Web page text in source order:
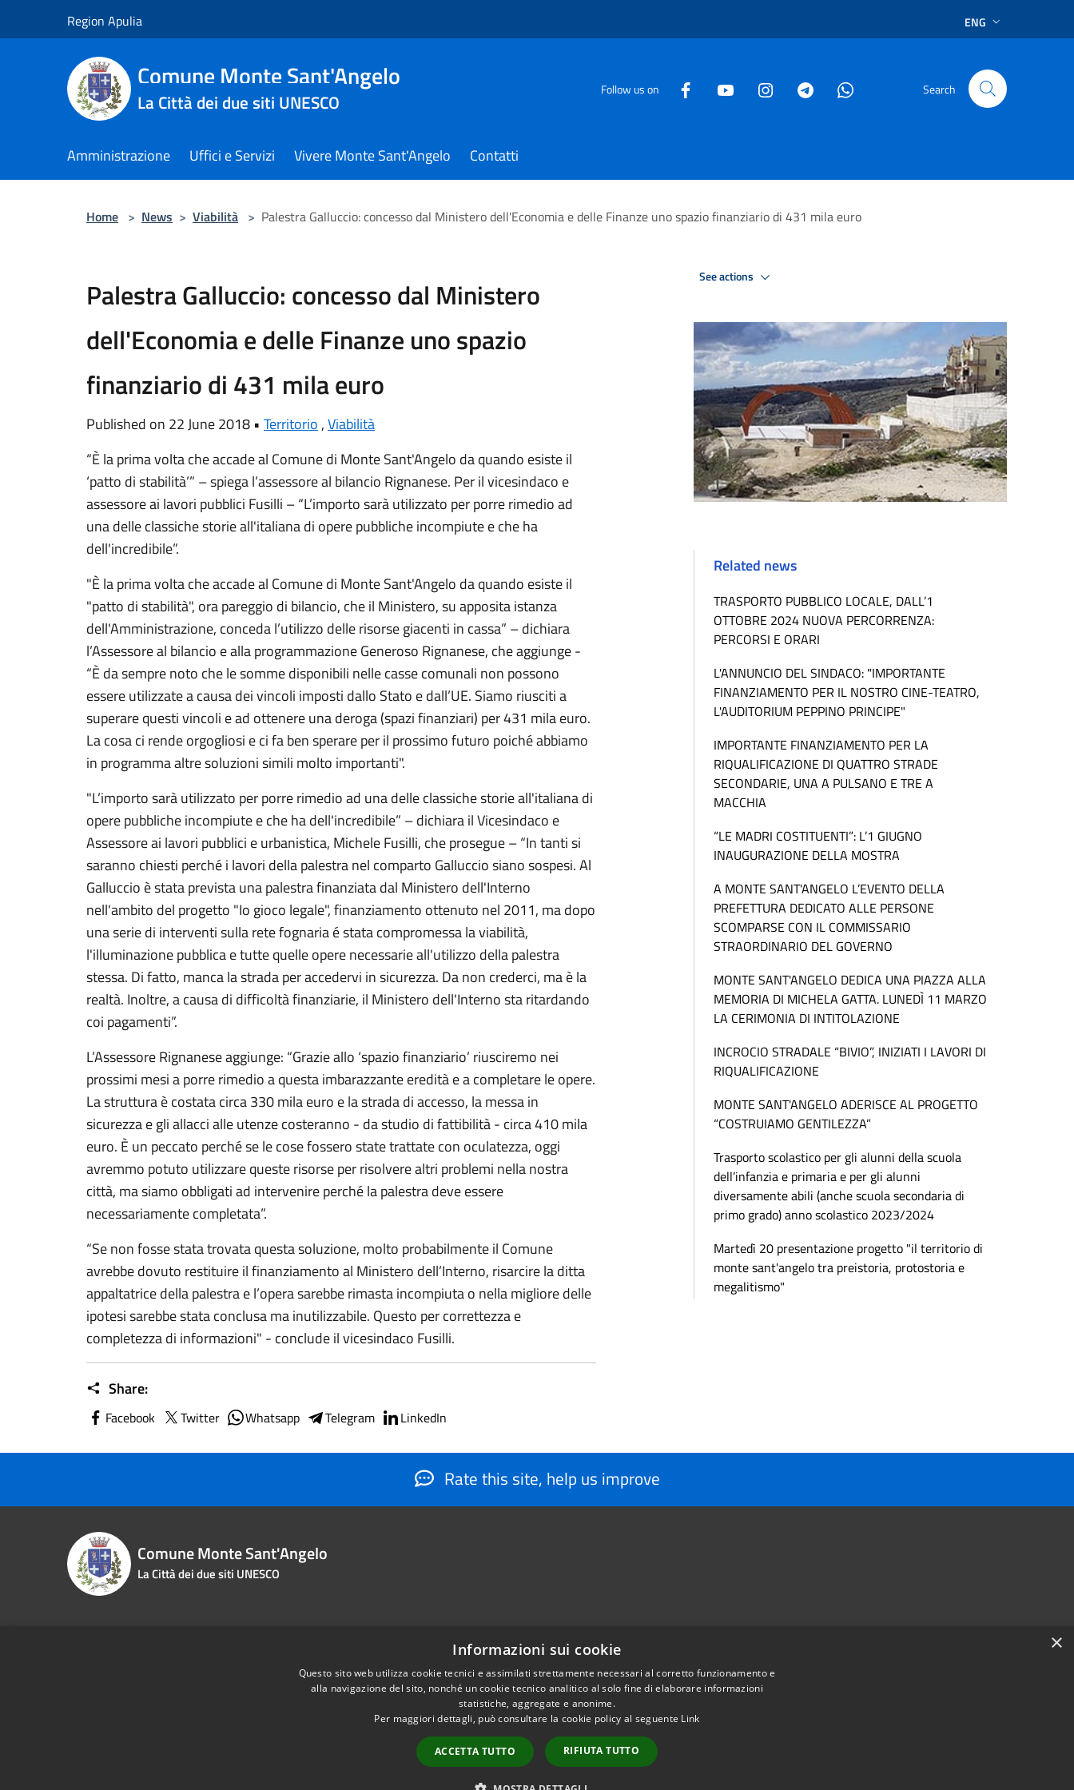
Region Apulia ENG
Comune Monte Sant'Angelo
La Città dei due siti UNESCO
Follow us on Search
Amministrazione Uffici e Servizi Vivere Monte Sant'Angelo Contatti
Home > News > Viabilità > Palestra Galluccio: concesso dal Ministero dell'Economia e delle Finanze uno spazio finanziario di 431 mila euro
Palestra Galluccio: concesso dal Ministero
dell'Economia e delle Finanze uno spazio
finanziario di 431 mila euro
Published on 22 June 2018 • Territorio ,Viabilità
“È la prima volta che accade al Comune di Monte Sant'Angelo da quando esiste il
‘patto di stabilità’” – spiega l’assessore al bilancio Rignanese. Per il vicesindaco e
assessore ai lavori pubblici Fusilli – “L’importo sarà utilizzato per porre rimedio ad
una delle classiche storie all'italiana di opere pubbliche incompiute e che ha
dell'incredibile”.
"È la prima volta che accade al Comune di Monte Sant'Angelo da quando esiste il
"patto di stabilità", ora pareggio di bilancio, che il Ministero, su apposita istanza
dell'Amministrazione, conceda l’utilizzo delle risorse giacenti in cassa” – dichiara
l’Assessore al bilancio e alla programmazione Generoso Rignanese, che aggiunge -
“È da sempre noto che le somme disponibili nelle casse comunali non possono
essere utilizzate a causa dei vincoli imposti dallo Stato e dall’UE. Siamo riusciti a
superare questi vincoli e ad ottenere una deroga (spazi finanziari) per 431 mila euro.
La cosa ci rende orgogliosi e ci fa ben sperare per il prossimo futuro poiché abbiamo
in programma altre soluzioni simili molto importanti".
"L’importo sarà utilizzato per porre rimedio ad una delle classiche storie all'italiana di
opere pubbliche incompiute e che ha dell'incredibile” – dichiara il Vicesindaco e
Assessore ai lavori pubblici e urbanistica, Michele Fusilli, che prosegue – “In tanti si
saranno chiesti perché i lavori della palestra nel comparto Galluccio siano sospesi. Al
Galluccio è stata prevista una palestra finanziata dal Ministero dell'Interno
nell'ambito del progetto "Io gioco legale", finanziamento ottenuto nel 2011, ma dopo
una serie di interventi sulla rete fognaria é stata compromessa la viabilità,
l'illuminazione pubblica e tutte quelle opere necessarie all'utilizzo della palestra
stessa. Di fatto, manca la strada per accedervi in sicurezza. Da non crederci, ma è la
realtà. Inoltre, a causa di difficoltà finanziarie, il Ministero dell'Interno sta ritardando
coi pagamenti”.
L’Assessore Rignanese aggiunge: “Grazie allo ‘spazio finanziario’ riusciremo nei
prossimi mesi a porre rimedio a questa imbarazzante eredità e a completare le opere.
La struttura è costata circa 330 mila euro e la strada di accesso, la messa in
sicurezza e gli allacci alle utenze costeranno - da studio di fattibilità - circa 410 mila
euro. È un peccato perché se le cose fossero state trattate con oculatezza, oggi
avremmo potuto utilizzare queste risorse per risolvere altri problemi nella nostra
città, ma siamo obbligati ad intervenire perché la palestra deve essere
necessariamente completata”.
“Se non fosse stata trovata questa soluzione, molto probabilmente il Comune
avrebbe dovuto restituire il finanziamento al Ministero dell’Interno, risarcire la ditta
appaltatrice della palestra e l’opera sarebbe rimasta incompiuta o nella migliore delle
ipotesi sarebbe stata conclusa ma inutilizzabile. Questo per correttezza e
completezza di informazioni" - conclude il vicesindaco Fusilli.
Share:
Facebook Twitter Whatsapp Telegram LinkedIn
See actions
Related news
TRASPORTO PUBBLICO LOCALE, DALL’1
OTTOBRE 2024 NUOVA PERCORRENZA:
PERCORSI E ORARI
L'ANNUNCIO DEL SINDACO: "IMPORTANTE
FINANZIAMENTO PER IL NOSTRO CINE-TEATRO,
L'AUDITORIUM PEPPINO PRINCIPE"
IMPORTANTE FINANZIAMENTO PER LA
RIQUALIFICAZIONE DI QUATTRO STRADE
SECONDARIE, UNA A PULSANO E TRE A
MACCHIA
“LE MADRI COSTITUENTI”: L’1 GIUGNO
INAUGURAZIONE DELLA MOSTRA
A MONTE SANT'ANGELO L’EVENTO DELLA
PREFETTURA DEDICATO ALLE PERSONE
SCOMPARSE CON IL COMMISSARIO
STRAORDINARIO DEL GOVERNO
MONTE SANT'ANGELO DEDICA UNA PIAZZA ALLA
MEMORIA DI MICHELA GATTA. LUNEDÌ 11 MARZO
LA CERIMONIA DI INTITOLAZIONE
INCROCIO STRADALE “BIVIO”, INIZIATI I LAVORI DI
RIQUALIFICAZIONE
MONTE SANT'ANGELO ADERISCE AL PROGETTO
“COSTRUIAMO GENTILEZZA”
Trasporto scolastico per gli alunni della scuola
dell’infanzia e primaria e per gli alunni
diversamente abili (anche scuola secondaria di
primo grado) anno scolastico 2023/2024
Martedì 20 presentazione progetto "il territorio di
monte sant'angelo tra preistoria, protostoria e
megalitismo"
Rate this site, help us improve
Comune Monte Sant'Angelo
La Città dei due siti UNESCO
Phone:0884566206
info@montesantangelo.it
protocollo@montesantangelo.it
Copyright © 2026 • Comune Monte Sant'Angelo • Powered by
×
Informazioni sui cookie
Questo sito web utilizza cookie tecnici e assimilati strettamente necessari al corretto funzionamento e
alla navigazione del sito, nonché un cookie tecnico analitico al solo fine di elaborare informazioni
statistiche, aggregate e anonime.
Per maggiori dettagli, può consultare la cookie policy al seguente Link
ACCETTA TUTTO RIFIUTA TUTTO